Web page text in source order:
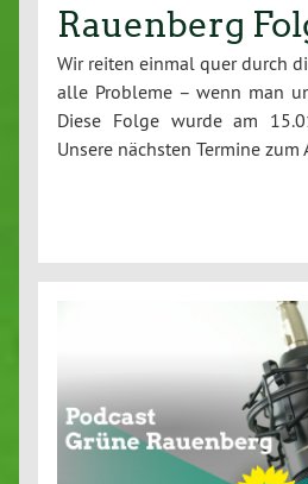
Rauenberg
Wir reiten einmal quer durch
alle Probleme – wenn man
Diese Folge wurde am
Unsere nächsten Termine